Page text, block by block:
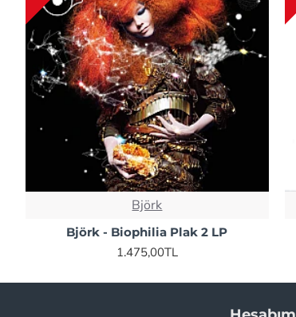
Björk
Björk - Biophilia Plak 2 LP
1.475,00TL